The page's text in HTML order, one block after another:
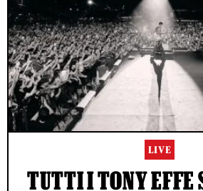
LIVE
TUTTI I TONY EFFE